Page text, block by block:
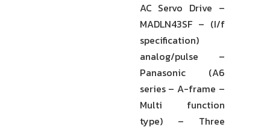
AC Servo Drive –
MADLN43SF – (I/f
specification)
analog/pulse –
Panasonic (A6
series – A-frame –
Multi function
type) – Three